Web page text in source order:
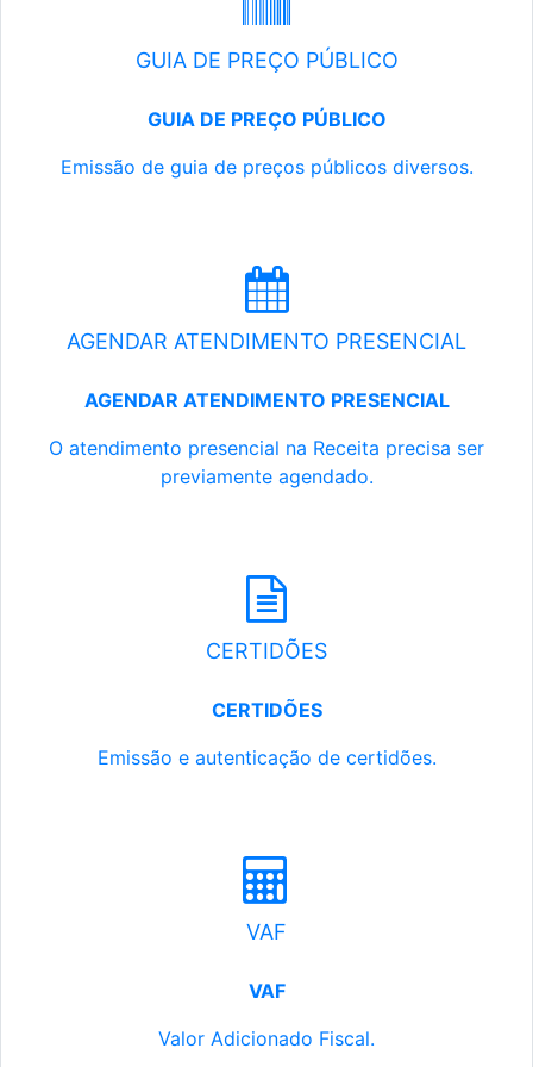
GUIA DE PREÇO PÚBLICO
GUIA DE PREÇO PÚBLICO
Emissão de guia de preços públicos diversos.
AGENDAR ATENDIMENTO PRESENCIAL
AGENDAR ATENDIMENTO PRESENCIAL
O atendimento presencial na Receita precisa ser
previamente agendado.
CERTIDÕES
CERTIDÕES
Emissão e autenticação de certidões.
VAF
VAF
Valor Adicionado Fiscal.